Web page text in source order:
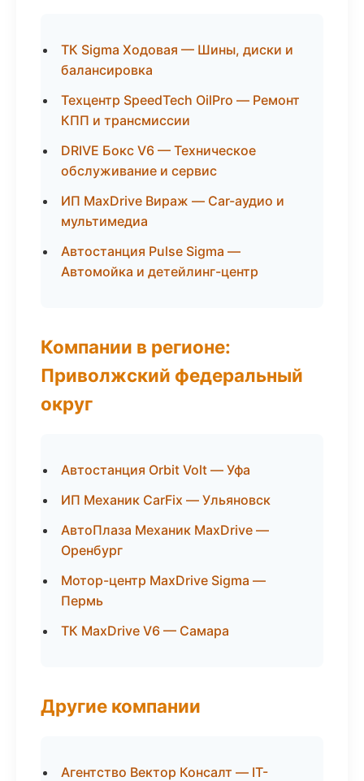
ТК Sigma Ходовая — Шины, диски и
балансировка
Техцентр SpeedTech OilPro — Ремонт
КПП и трансмиссии
DRIVE Бокс V6 — Техническое
обслуживание и сервис
ИП MaxDrive Вираж — Car-аудио и
мультимедиа
Автостанция Pulse Sigma —
Автомойка и детейлинг-центр
Компании в регионе:
Приволжский федеральный
округ
Автостанция Orbit Volt — Уфа
ИП Механик CarFix — Ульяновск
АвтоПлаза Механик MaxDrive —
Оренбург
Мотор-центр MaxDrive Sigma —
Пермь
ТК MaxDrive V6 — Самара
Другие компании
Агентство Вектор Консалт — IT-